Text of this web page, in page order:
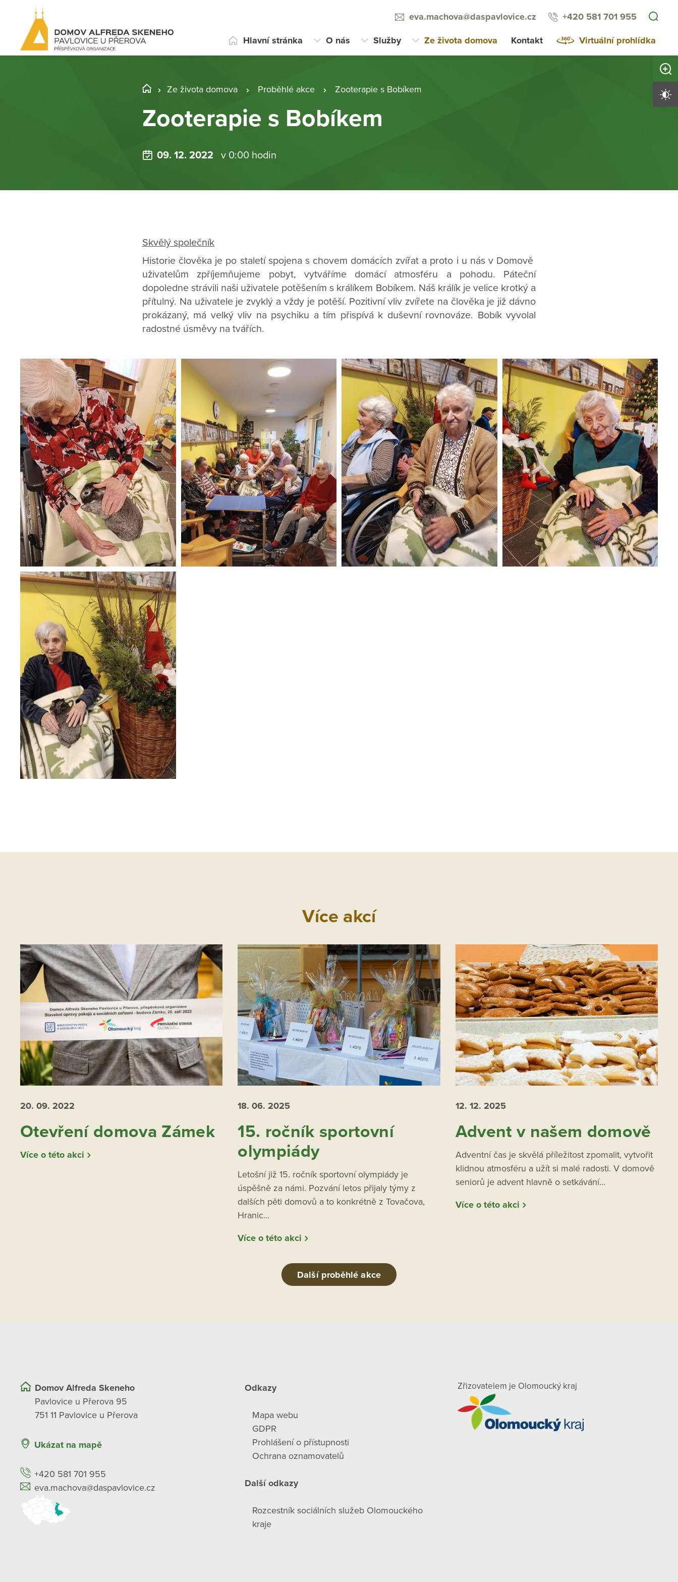
eva.machova@daspavlovice.cz +420 581 701 955
Hlavní stránka O nás Služby Ze života domova Kontakt Virtuální prohlídka
Ze života domova Proběhlé akce Zooterapie s Bobíkem
Zooterapie s Bobíkem
09. 12. 2022 v 0:00 hodin
Skvělý společník
Historie člověka je po staletí spojena s chovem domácích zvířat a proto i u nás v Domově
uživatelům zpříjemňujeme pobyt, vytváříme domácí atmosféru a pohodu. Páteční
dopoledne strávili naši uživatele potěšením s králíkem Bobíkem. Náš králík je velice krotký a
přítulný. Na uživatele je zvyklý a vždy je potěší. Pozitivní vliv zvířete na člověka je již dávno
prokázaný, má velký vliv na psychiku a tím přispívá k duševní rovnováze. Bobík vyvolal
radostné úsměvy na tvářích.
Více akcí
20. 09. 2022
Otevření domova Zámek
Více o této akci
18. 06.2025
15. ročník sportovní
olympiády
Letošní již 15. ročník sportovní olympiády je
úspěšně za námi. Pozvání letos přijaly týmy z
dalších pěti domovů a to konkrétně z Tovačova,
Hranic...
Více o této akci
12. 12. 2025
Advent v našem domově
Adventní čas je skvělá příležitost zpomalit, vytvořit
klidnou atmosféru a užít si malé radosti. V domově
seniorů je advent hlavně o setkávání...
Více o této akci
Další proběhlé akce
Domov Alfreda Skeneho
Pavlovice u Přerova 95
751 11 Pavlovice u Přerova
Ukázat na mapě
+420 581 701 955
eva.machova@daspavlovice.cz
Odkazy
Mapa webu
GDPR
Prohlášení o přístupnosti
Ochrana oznamovatelů
Další odkazy
Rozcestník sociálních služeb Olomouckého
kraje
Zřizovatelem je Olomoucký kraj